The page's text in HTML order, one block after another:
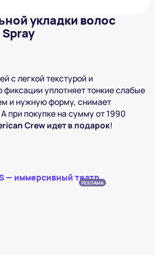
укладки волос
с легкой текстурой и
уплотняет тонкие слабые
и нужную форму, снимает
при покупке на сумму от 1990
Crew идет в подарок!
РЕКЛАМА